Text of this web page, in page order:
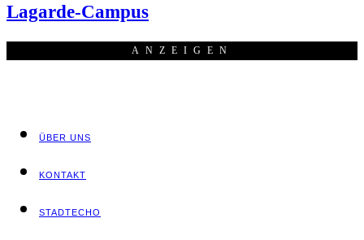
Lagarde-Campus
ANZEI­GEN
ÜBER UNS
KON­TAKT
STADT­ECHO